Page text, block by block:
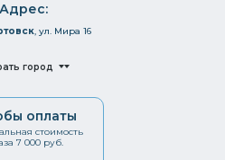
, ул. Мира 16
Адрес:
город
оплаты
стоимость
7 000 руб.